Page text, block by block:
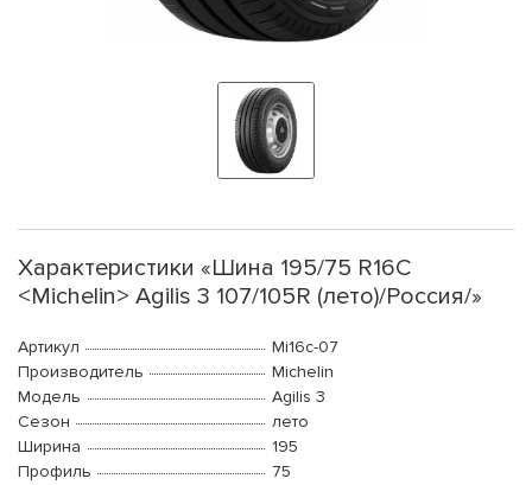
Характеристики «Шина 195/75 R16C
<Michelin> Agilis 3 107/105R (лето)/Россия/»
Артикул
Mi16c-07
Производитель
Michelin
Модель
Agilis 3
Сезон
лето
Ширина
195
Профиль
75